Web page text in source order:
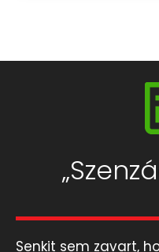
Senkit sem zavart,